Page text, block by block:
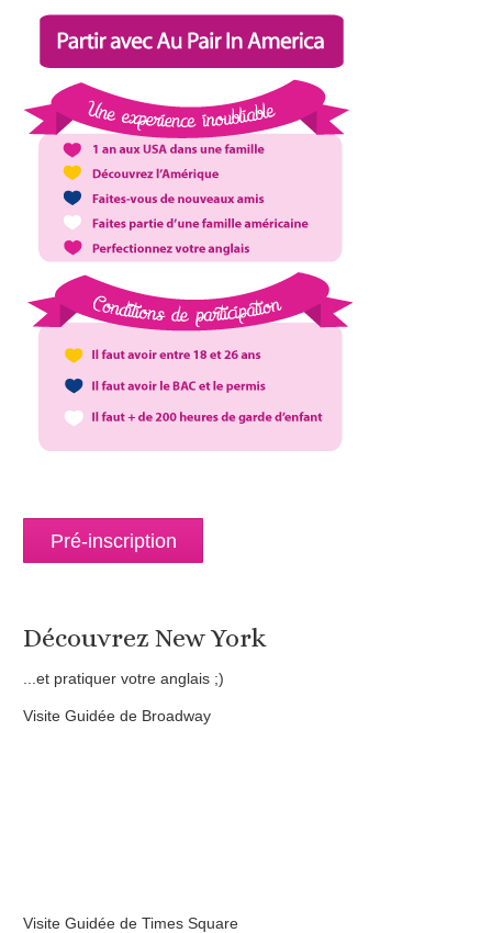
Pré-inscription
Découvrez New York
...et pratiquer votre anglais ;)
Visite Guidée de Broadway
Visite Guidée de Times Square